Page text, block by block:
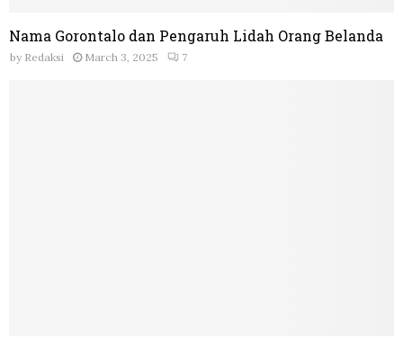
Nama Gorontalo dan Pengaruh Lidah Orang Belanda
by Redaksi March 3, 2025 7